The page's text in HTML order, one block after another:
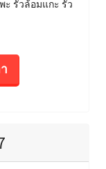
ะ รั้วล้อมแกะ รั้ว